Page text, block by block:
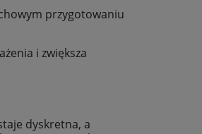
przygotowaniu
i zwiększa
dyskretna, a